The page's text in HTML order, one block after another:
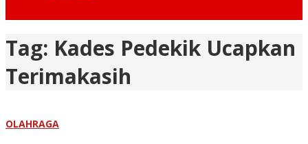
Tag: Kades Pedekik Ucapkan
Terimakasih
OLAHRAGA